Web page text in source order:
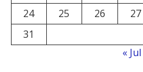
24
25 26 27
31
« Jul